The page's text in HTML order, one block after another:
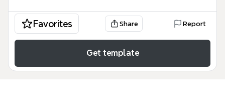
Favorites Share Report
Get template